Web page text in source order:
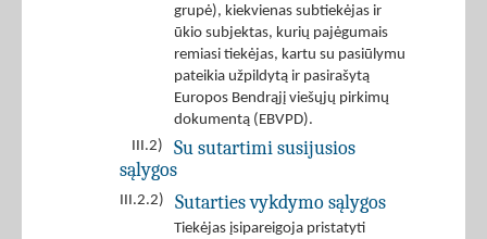
grupė), kiekvienas subtiekėjas ir
ūkio subjektas, kurių pajėgumais
remiasi tiekėjas, kartu su pasiūlymu
pateikia užpildytą ir pasirašytą
Europos Bendrąjį viešųjų pirkimų
dokumentą (EBVPD).
III.2)
Su sutartimi susijusios
sąlygos
III.2.2) Sutarties vykdymo sąlygos
Tiekėjas įsipareigoja pristatyti